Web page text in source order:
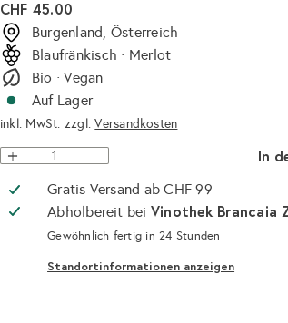
Normaler
Preis
CHF 45.00
Burgenland, Österreich
Blaufränkisch · Merlot
Bio · Vegan
Auf Lager
inkl. MwSt. zzgl.Versandkosten
In
Gratis Versand ab CHF 99
Abholbereit bei Vinothek Brancaia
Gewöhnlich fertig in 24 Stunden
Standortinformationen anzeigen